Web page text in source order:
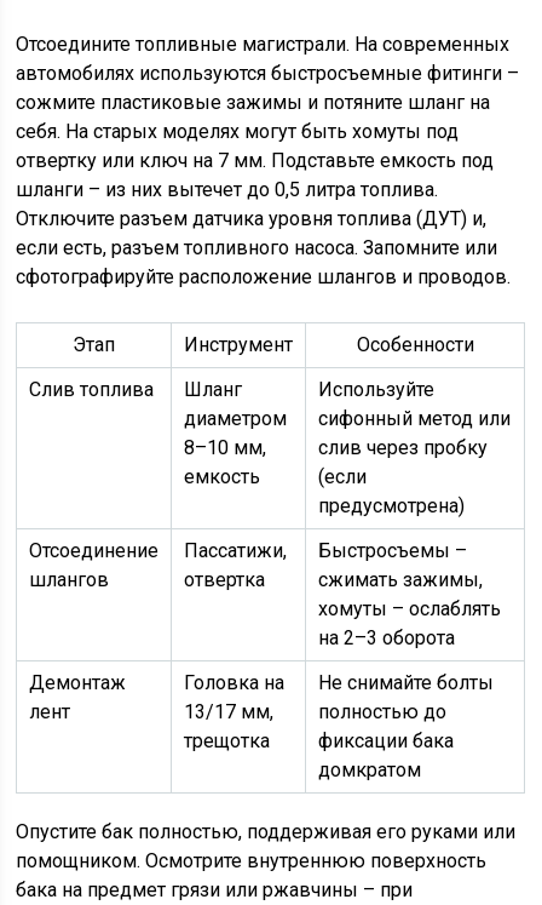
Отсоедините топливные магистрали. На современных
автомобилях используются быстросъемные фитинги –
сожмите пластиковые зажимы и потяните шланг на
себя. На старых моделях могут быть хомуты под
отвертку или ключ на 7 мм. Подставьте емкость под
шланги – из них вытечет до 0,5 литра топлива.
Отключите разъем датчика уровня топлива (ДУТ) и,
если есть, разъем топливного насоса. Запомните или
сфотографируйте расположение шлангов и проводов.
Этап Инструмент
Особенности
Слив топлива
Шланг
диаметром
8–10 мм,
емкость
Используйте
сифонный метод или
слив через пробку
(если
предусмотрена)
Отсоединение
шлангов
Пассатижи,
отвертка
Быстросъемы –
сжимать зажимы,
хомуты – ослаблять
на 2–3 оборота
Демонтаж
лент
Головка на
13/17 мм,
трещотка
Не снимайте болты
полностью до
фиксации бака
домкратом
Опустите бак полностью, поддерживая его руками или
помощником. Осмотрите внутреннюю поверхность
бака на предмет грязи или ржавчины – при